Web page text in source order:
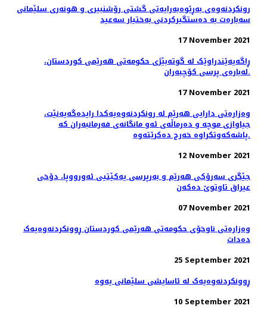
رونکردنەوەی بەڕێوەبەرایەتی گشتی رۆشنبیری و هونەری سلێمانی
سەبارەت بە دەستگیرکردنی بەختیار سەعید
17 November 2021
ڕاگەیەێندراوێک لە گوتەبێژی حکومەتی ھەرێمی کوردستان،
لەبارەی پرسی کۆچبەران.
17 November 2021
وەزارەتی دارایی هەرێم لە رونکردنەوەیەکدا رایدەگەیەنێت،
جیاوازی موچە و دەرماڵەی ئەو مانگانەی فەرمانبەران کە
پاشەکەوتکراوە خەرج دەکرێتەوە.
12 November 2021
جێگری سەرۆکی هەرێم و بەرپرسی یەکێتیی ئەورووپا، دۆخى
عيراق تاوتوێ ده‌كه‌ن
07 November 2021
وەزارەتی ناوخۆی حکومەتی هەرێمی کوردستان ڕوونکردنەوەیەک
دەدات
25 September 2021
ڕوونکردنەوەیەک لە ئاسایشی سلێمانی یەوە
10 September 2021